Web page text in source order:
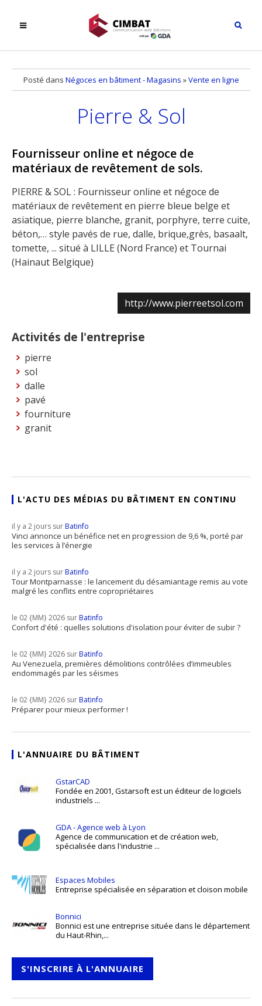
Posté dans Négoces en bâtiment - Magasins »Vente en ligne
Pierre & Sol
Fournisseur online et négoce de
matériaux de revêtement de sols.
PIERRE & SOL : Fournisseur online et négoce de
matériaux de revêtement en pierre bleue belge et
asiatique, pierre blanche, granit, porphyre, terre cuite,
béton,… style pavés de rue, dalle, brique,grès, basaalt,
tomette, ... situé à LILLE (Nord France) et Tournai
(Hainaut Belgique)
http://www.pierreetsol.com
Activités de l'entreprise
pierre
sol
dalle
pavé
fourniture
granit
L'ACTU DES MÉDIAS DU BÂTIMENT EN CONTINU
il y a 2 jours surBatinfo
Vinci annonce un bénéfice net en progression de 9,6 %, porté par
les services à l’énergie
il y a 2 jours surBatinfo
Tour Montparnasse : le lancement du désamiantage remis au vote
malgré les conflits entre copropriétaires
le 02 {MM} 2026 surBatinfo
Confort d'été : quelles solutions d'isolation pour éviter de subir ?
le 02 {MM} 2026 surBatinfo
Au Venezuela, premières démolitions contrôlées d’immeubles
endommagés par les séismes
le 02 {MM} 2026 surBatinfo
Préparer pour mieux performer !
L'ANNUAIRE DU BÂTIMENT
GstarCAD
Fondée en 2001, Gstarsoft est un éditeur de logiciels
industriels ...
GDA - Agence web à Lyon
Agence de communication et de création web,
spécialisée dans l'industrie ...
Espaces Mobiles
Entreprise spécialisée en séparation et cloison mobile
Bonnici
Bonnici est une entreprise située dans le département
du Haut-Rhin,...
S'INSCRIRE À L'ANNUAIRE